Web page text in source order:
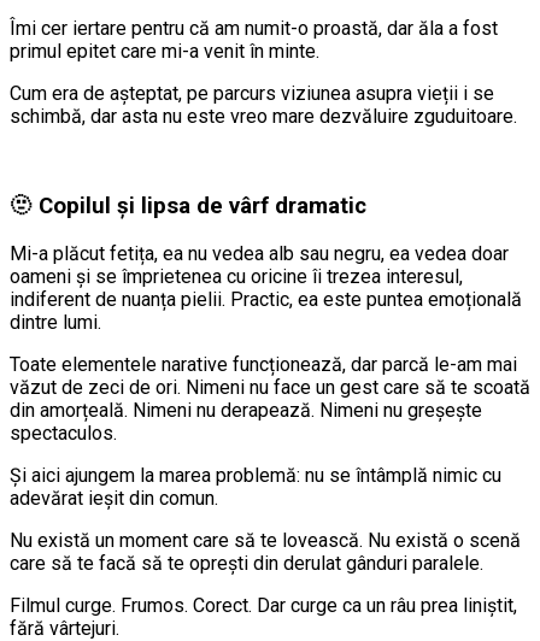
Îmi cer iertare pentru că am numit-o proastă, dar ăla a fost
primul epitet care mi-a venit în minte.
Cum era de așteptat, pe parcurs viziunea asupra vieții i se
schimbă, dar asta nu este vreo mare dezvăluire zguduitoare.
🫥 Copilul și lipsa de vârf dramatic
Mi-a plăcut fetița, ea nu vedea alb sau negru, ea vedea doar
oameni și se împrietenea cu oricine îi trezea interesul,
indiferent de nuanța pielii. Practic, ea este puntea emoțională
dintre lumi.
Toate elementele narative funcționează, dar parcă le-am mai
văzut de zeci de ori. Nimeni nu face un gest care să te scoată
din amorțeală. Nimeni nu derapează. Nimeni nu greșește
spectaculos.
Și aici ajungem la marea problemă: nu se întâmplă nimic cu
adevărat ieșit din comun.
Nu există un moment care să te lovească. Nu există o scenă
care să te facă să te oprești din derulat gânduri paralele.
Filmul curge. Frumos. Corect. Dar curge ca un râu prea liniștit,
fără vârtejuri.